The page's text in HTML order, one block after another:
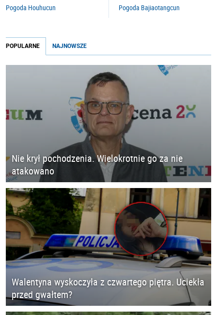
Pogoda Houhucun Pogoda Bajiaotangcun
POPULARNE NAJNOWSZE
Nie krył pochodzenia. Wielokrotnie go za nie
atakowano
Walentyna wyskoczyła z czwartego piętra. Uciekła
przed gwałtem?